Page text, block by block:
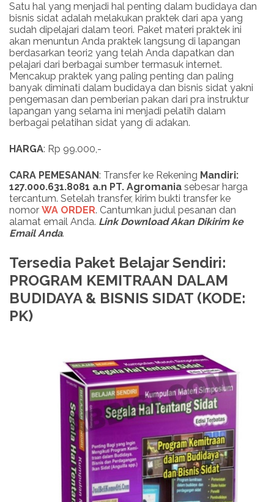
Satu hal yang menjadi hal penting dalam budidaya dan
bisnis sidat adalah melakukan praktek dari apa yang
sudah dipelajari dalam teori. Paket materi praktek ini
akan menuntun Anda praktek langsung di lapangan
berdasarkan teori2 yang telah Anda dapatkan dan
pelajari dari berbagai sumber termasuk internet.
Mencakup praktek yang paling penting dan paling
banyak diminati dalam budidaya dan bisnis sidat yakni
pengemasan dan pemberian pakan dari pra instruktur
lapangan yang selama ini menjadi pelatih dalam
berbagai pelatihan sidat yang di adakan.
HARGA: Rp 99.000,-
CARA PEMESANAN: Transfer ke Rekening Mandiri:
127.000.631.8081 a.n PT. Agromania sebesar harga
tercantum. Setelah transfer, kirim bukti transfer ke
nomor WA ORDER. Cantumkan judul pesanan dan
alamat email Anda. LinkDownloadAkan Dikirim ke
Email Anda.
Tersedia Paket Belajar Sendiri:
PROGRAM KEMITRAAN DALAM
BUDIDAYA & BISNIS SIDAT (KODE:
PK)